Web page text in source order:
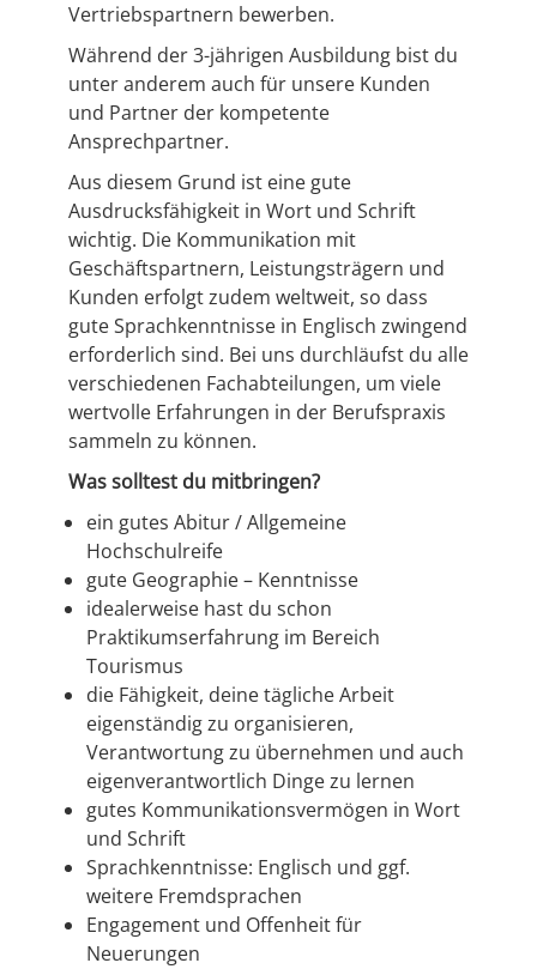
Vertriebspartnern bewerben.
Während der 3-jährigen Ausbildung bist du
unter anderem auch für unsere Kunden
und Partner der kompetente
Ansprechpartner.
Aus diesem Grund ist eine gute
Ausdrucksfähigkeit in Wort und Schrift
wichtig. Die Kommunikation mit
Geschäftspartnern, Leistungsträgern und
Kunden erfolgt zudem weltweit, so dass
gute Sprachkenntnisse in Englisch zwingend
erforderlich sind. Bei uns durchläufst du alle
verschiedenen Fachabteilungen, um viele
wertvolle Erfahrungen in der Berufspraxis
sammeln zu können.
Was solltest du mitbringen?
ein gutes Abitur / Allgemeine
Hochschulreife
gute Geographie – Kenntnisse
idealerweise hast du schon
Praktikumserfahrung im Bereich
Tourismus
die Fähigkeit, deine tägliche Arbeit
eigenständig zu organisieren,
Verantwortung zu übernehmen und auch
eigenverantwortlich Dinge zu lernen
gutes Kommunikationsvermögen in Wort
und Schrift
Sprachkenntnisse: Englisch und ggf.
weitere Fremdsprachen
Engagement und Offenheit für
Neuerungen